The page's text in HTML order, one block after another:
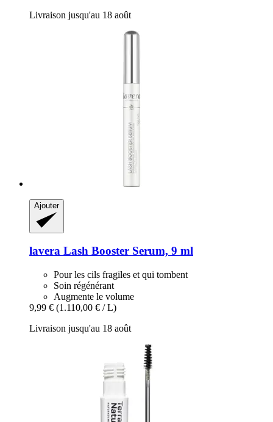
Livraison jusqu'au 18 août
Ajouter
lavera Lash Booster Serum, 9 ml
Pour les cils fragiles et qui tombent
Soin régénérant
Augmente le volume
9,99 € (1.110,00 € / L)
Livraison jusqu'au 18 août